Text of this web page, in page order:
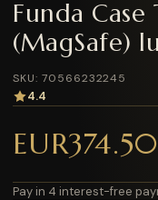
Funda Case
(MagSafe)
SKU: 70566232245
4.4
EUR374.50
Pay in 4 interest-free